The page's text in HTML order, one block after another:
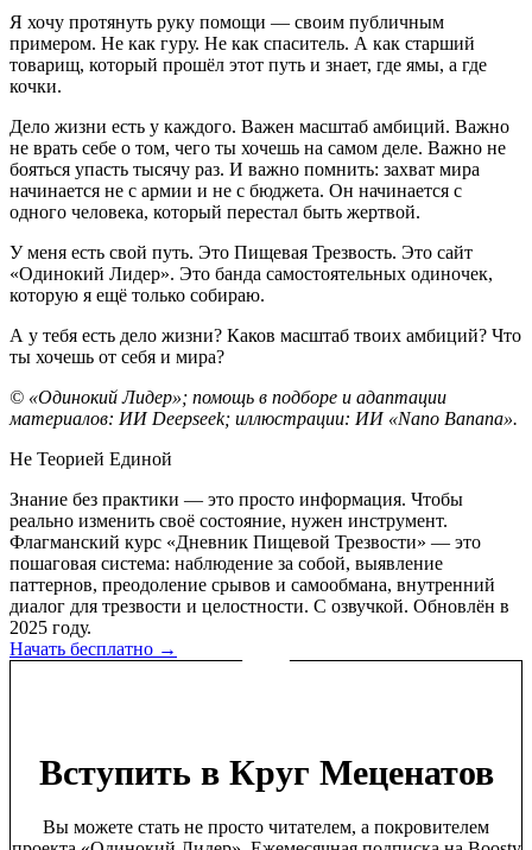
Я хочу протянуть руку помощи — своим публичным
примером. Не как гуру. Не как спаситель. А как старший
товарищ, который прошёл этот путь и знает, где ямы, а где
кочки.
Дело жизни есть у каждого. Важен масштаб амбиций. Важно
не врать себе о том, чего ты хочешь на самом деле. Важно не
бояться упасть тысячу раз. И важно помнить: захват мира
начинается не с армии и не с бюджета. Он начинается с
одного человека, который перестал быть жертвой.
У меня есть свой путь. Это Пищевая Трезвость. Это сайт
«Одинокий Лидер». Это банда самостоятельных одиночек,
которую я ещё только собираю.
А у тебя есть дело жизни? Каков масштаб твоих амбиций? Что
ты хочешь от себя и мира?
© «Одинокий Лидер»; помощь в подборе и адаптации
материалов: ИИ Deepseek; иллюстрации: ИИ «Nano Banana».
Не Теорией Единой
Знание без практики — это просто информация. Чтобы
реально изменить своё состояние, нужен инструмент.
Флагманский курс «Дневник Пищевой Трезвости» — это
пошаговая система: наблюдение за собой, выявление
паттернов, преодоление срывов и самообмана, внутренний
диалог для трезвости и целостности. С озвучкой. Обновлён в
2025 году.
Начать бесплатно →
Вступить в Круг Меценатов
Вы можете стать не просто читателем, а покровителем